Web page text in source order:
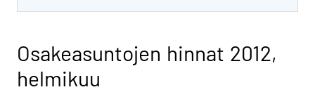
Osakeasuntojen hinnat 2012,
helmikuu